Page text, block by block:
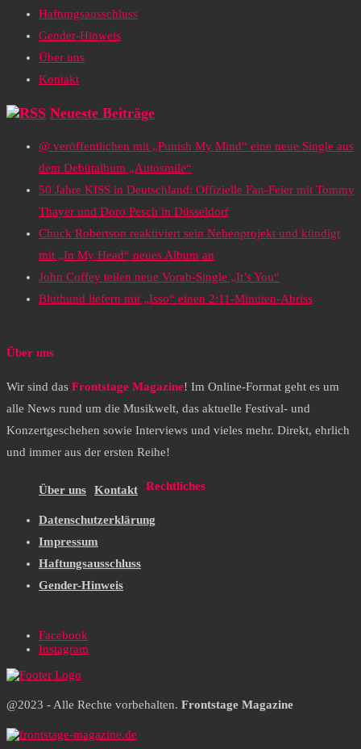
Haftungsausschluss
Gender-Hinweis
Über uns
Kontakt
Neueste Beiträge
@ veröffentlichen mit „Punish My Mind“ eine neue Single aus
dem Debütalbum „Autosmile“
50 Jahre KISS in Deutschland: Offizielle Fan-Feier mit Tommy
Thayer und Doro Pesch in Düsseldorf
Chuck Robertson reaktiviert sein Nebenprojekt und kündigt
mit „In My Head“ neues Album an
John Coffey teilen neue Vorab-Single „It’s You“
Bluthund liefern mit „Isso“ einen 2:11-Minuten-Abriss
Über uns
Wir sind das Frontstage Magazine! Im Online-Format geht es um
alle News rund um die Musikwelt, das aktuelle Festival- und
Konzertgeschehen sowie Interviews und vieles mehr. Direkt, ehrlich
und immer aus der ersten Reihe!
Über uns Kontakt Rechtliches
Datenschutzerklärung
Impressum
Haftungsausschluss
Gender-Hinweis
Facebook
Instagram
@2023 - Alle Rechte vorbehalten. Frontstage Magazine